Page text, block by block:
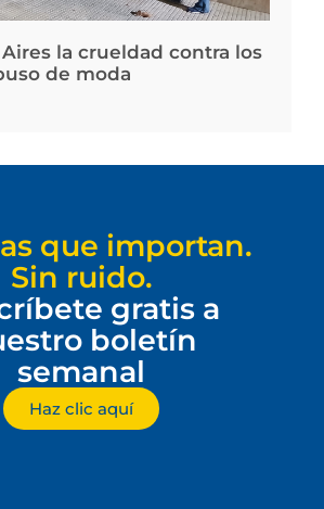
la crueldad contra los
de moda
que importan.
Sin ruido.
gratis a
boletín
semanal
Haz clic aquí